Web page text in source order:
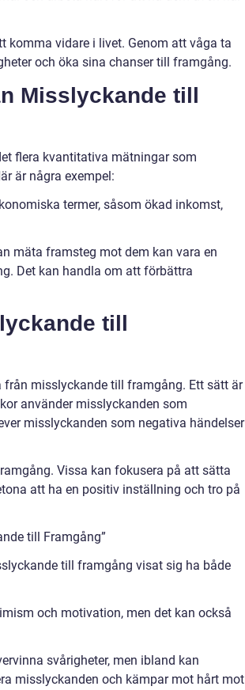
komma vidare i livet. Genom att våga ta
och öka sina chanser till framgång.
Misslyckande till
flera kvantitativa mätningar som
är några exempel:
termer, såsom ökad inkomst,
mäta framsteg mot dem kan vara en
Det kan handla om att förbättra
till
misslyckande till framgång. Ett sätt är
använder misslyckanden som
misslyckanden som negativa händelser
Vissa kan fokusera på att sätta
att ha en positiv inställning och tro på
till Framgång”
till framgång visat sig ha både
och motivation, men det kan också
svårigheter, men ibland kan
misslyckanden och kämpar mot hårt mot